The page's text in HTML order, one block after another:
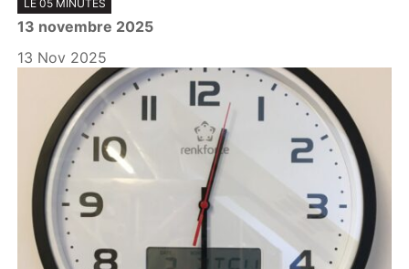
l
a
y
LE 05 MINUTES
13 novembre 2025
13 Nov 2025